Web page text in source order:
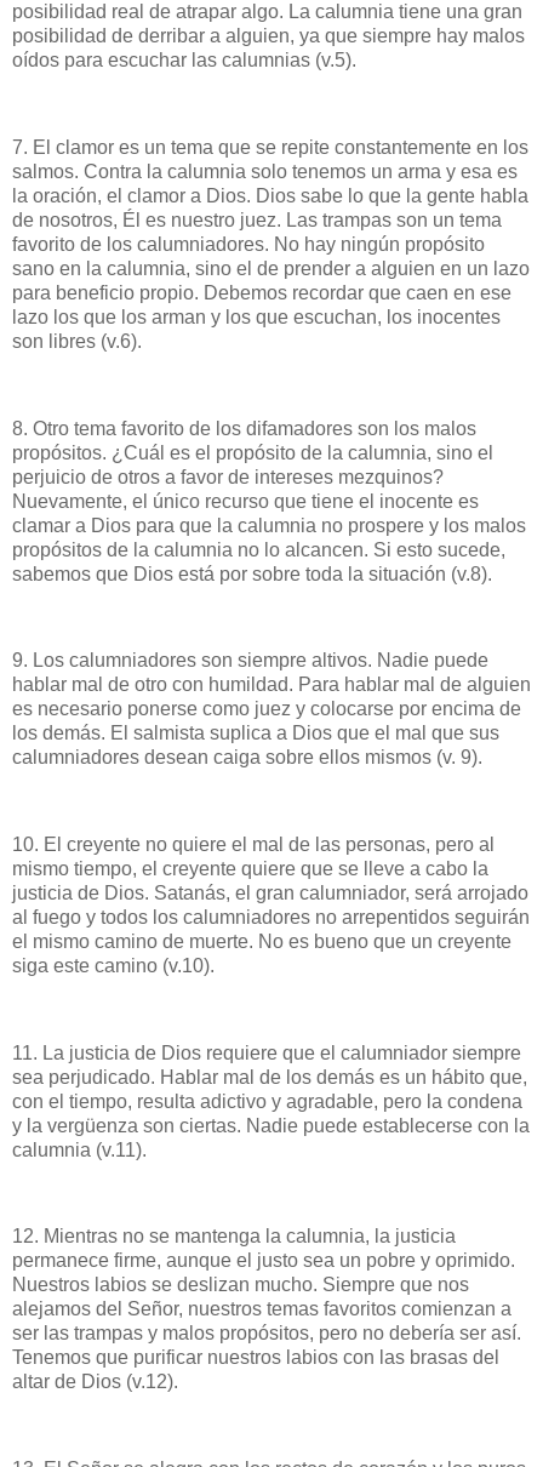
posibilidad real de atrapar algo. La calumnia tiene una gran
posibilidad de derribar a alguien, ya que siempre hay malos
oídos para escuchar las calumnias (v.5).
7. El clamor es un tema que se repite constantemente en los
salmos. Contra la calumnia solo tenemos un arma y esa es
la oración, el clamor a Dios. Dios sabe lo que la gente habla
de nosotros, Él es nuestro juez. Las trampas son un tema
favorito de los calumniadores. No hay ningún propósito
sano en la calumnia, sino el de prender a alguien en un lazo
para beneficio propio. Debemos recordar que caen en ese
lazo los que los arman y los que escuchan, los inocentes
son libres (v.6).
8. Otro tema favorito de los difamadores son los malos
propósitos. ¿Cuál es el propósito de la calumnia, sino el
perjuicio de otros a favor de intereses mezquinos?
Nuevamente, el único recurso que tiene el inocente es
clamar a Dios para que la calumnia no prospere y los malos
propósitos de la calumnia no lo alcancen. Si esto sucede,
sabemos que Dios está por sobre toda la situación (v.8).
9. Los calumniadores son siempre altivos. Nadie puede
hablar mal de otro con humildad. Para hablar mal de alguien
es necesario ponerse como juez y colocarse por encima de
los demás. El salmista suplica a Dios que el mal que sus
calumniadores desean caiga sobre ellos mismos (v. 9).
10. El creyente no quiere el mal de las personas, pero al
mismo tiempo, el creyente quiere que se lleve a cabo la
justicia de Dios. Satanás, el gran calumniador, será arrojado
al fuego y todos los calumniadores no arrepentidos seguirán
el mismo camino de muerte. No es bueno que un creyente
siga este camino (v.10).
11. La justicia de Dios requiere que el calumniador siempre
sea perjudicado. Hablar mal de los demás es un hábito que,
con el tiempo, resulta adictivo y agradable, pero la condena
y la vergüenza son ciertas. Nadie puede establecerse con la
calumnia (v.11).
12. Mientras no se mantenga la calumnia, la justicia
permanece firme, aunque el justo sea un pobre y oprimido.
Nuestros labios se deslizan mucho. Siempre que nos
alejamos del Señor, nuestros temas favoritos comienzan a
ser las trampas y malos propósitos, pero no debería ser así.
Tenemos que purificar nuestros labios con las brasas del
altar de Dios (v.12).